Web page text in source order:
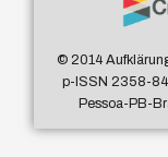
© 2014
p-ISSN 2358-
Pessoa-PB-